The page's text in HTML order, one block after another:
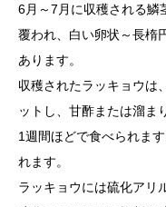
6月～7月に収穫される鱗
覆われ、白い卵状～長楕
あります。
収穫されたラッキョウは
ットし、甘酢または溜ま
1週間ほどで食べられま
れます。
ラッキョウには硫化アリ